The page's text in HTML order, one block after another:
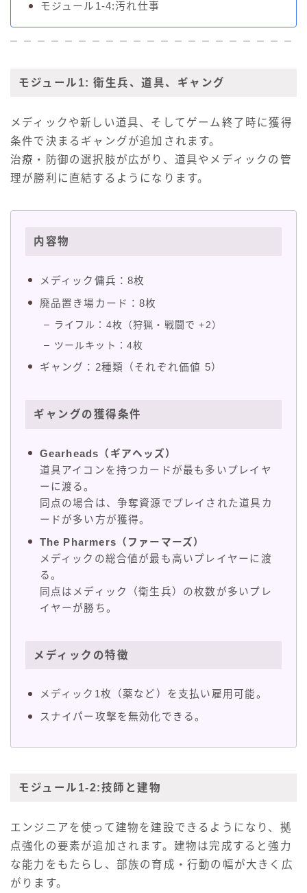
モジュール1-4:汚れ仕事
モジュール1: 衛生兵、道具、ギャング
メディックや新しい道具、そしてゲーム終了時に獲得
条件で決まるギャングが追加されます。
治療・防御の選択肢が広がり、道具やメディックの管
理が勝利に直結するようになります。
内容物
メディック傭兵：8枚
廃品置き場カード：8枚
ライフル：4枚（狩猟・戦闘で +2）
ツールキット：4枚
ギャング：2種類（それぞれ価値 5）
ギャングの獲得条件
Gearheads（ギアヘッズ）
道具アイコンを持つカードが最も多いプレイヤ
ーに渡る。
同点の場合は、争奪資源でプレイされた道具カ
ードが多い方が獲得。
The Pharmers（ファーマーズ）
メディックの総合値が最も高いプレイヤーに渡
る。
同点はメディック（衛生兵）の枚数が多いプレ
イヤーが勝ち。
メディックの特徴
メディック1枚（薬など）を支払い雇用可能。
スナイパー攻撃を無効化できる。
モジュール1-2:技師と建物
エンジニアを使って建物を建設できるようになり、拠
点強化の要素が追加されます。建物は完成すると強力
な能力をもたらし、部族の育成・行動の幅が大きく広
がります。